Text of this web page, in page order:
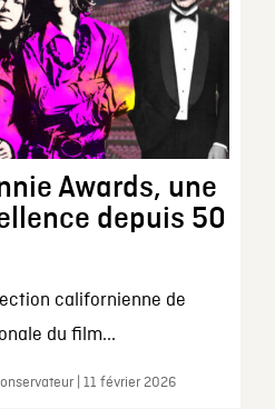
Awards, une
depuis 50
californienne de
du film...
| 11 février 2026